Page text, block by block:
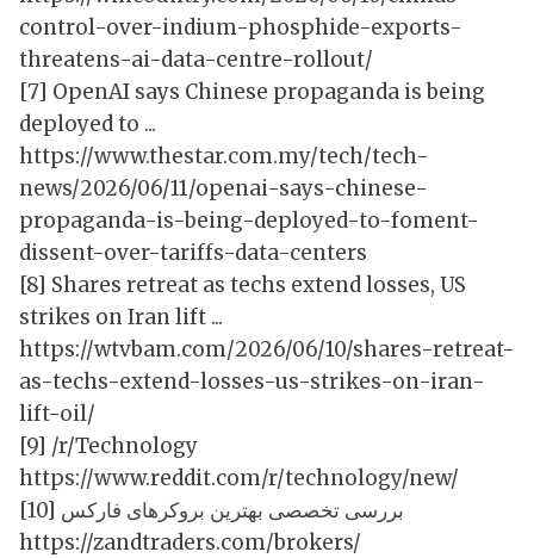
control-over-indium-phosphide-exports-
threatens-ai-data-centre-rollout/
[7] OpenAI says Chinese propaganda is being
deployed to ...
https://www.thestar.com.my/tech/tech-
news/2026/06/11/openai-says-chinese-
propaganda-is-being-deployed-to-foment-
dissent-over-tariffs-data-centers
[8] Shares retreat as techs extend losses, US
strikes on Iran lift ...
https://wtvbam.com/2026/06/10/shares-retreat-
as-techs-extend-losses-us-strikes-on-iran-
lift-oil/
[9] /r/Technology
https://www.reddit.com/r/technology/new/
[10] بررسی تخصصی بهترین بروکرهای فارکس
https://zandtraders.com/brokers/